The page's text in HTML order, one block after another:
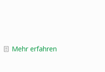
Mehr erfahren